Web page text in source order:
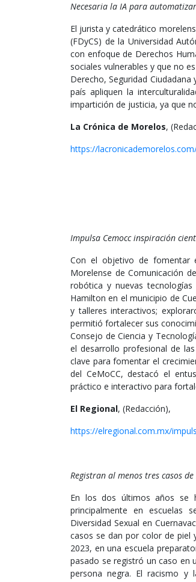
Necesaria la IA para
El jurista y catedrático
(FDyCS) de la Universidad
con enfoque de Derechos
sociales vulnerables y que no
Derecho, Seguridad
país apliquen la
impartición de justicia, ya que
La Crónica de Morelos,
https://
Impulsa Cemocc inspiración
Con el objetivo de fomentar
Morelense de Comunicación
robótica y nuevas
Hamilton en el municipio de
y talleres interactivos;
permitió fortalecer sus
Consejo de Ciencia y
el desarrollo profesional de
clave para fomentar el
del CeMoCC, destacó el
práctico e interactivo para
El Regional, (Redacción),
https://elregional.com.mx/
Registran al menos tres casos
En los dos últimos años se
principalmente en escuelas
Diversidad Sexual en
casos se dan por color de piel
2023, en una escuela
pasado se registró un caso en
persona negra. El racismo y